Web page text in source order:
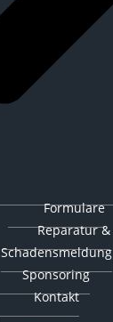
Formulare
Reparatur &
Schadensmeldung
Sponsoring
Kontakt